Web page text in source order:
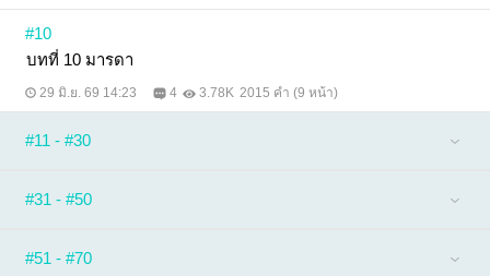
#10
บทที่ 10 มารดา
29 มิ.ย. 69 14:23 4 3.78K 2015 คำ (9 หน้า)
#11 - #30
#31 - #50
#51 - #70